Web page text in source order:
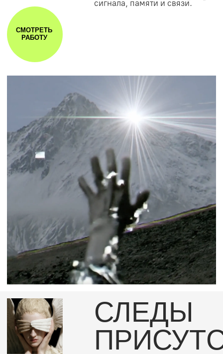
Музей хранит то, что удержать
невозможно: веру, любовь
и время, ускользающие
в момент узнавания.
СЛЕДЫ
ПРИСУТСТВИЯ
СМОТРЕТЬ
РАБОТУ
MUSEUM